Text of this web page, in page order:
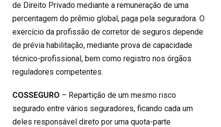
de Direito Privado mediante a remuneração de uma
percentagem do prêmio global, paga pela seguradora. O
exercício da profissão de corretor de seguros depende
de prévia habilitação, mediante prova de capacidade
técnico-profissional, bem como registro nos órgãos
reguladores competentes.
COSSEGURO – Repartição de um mesmo risco
segurado entre vários seguradores, ficando cada um
deles responsável direto por uma quota-parte